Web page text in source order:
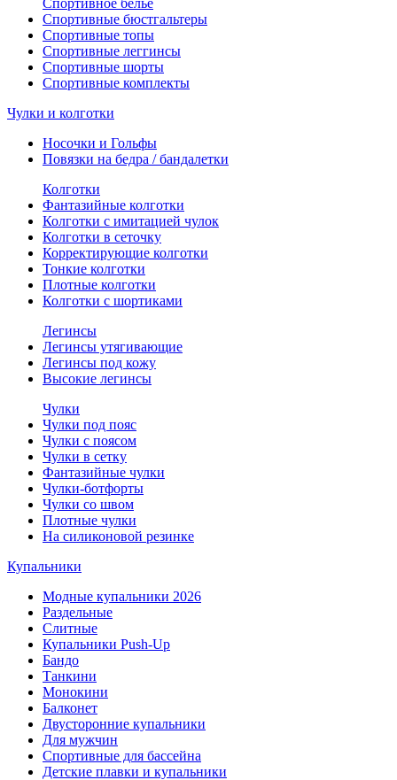
Спортивное белье
Спортивные бюстгальтеры
Спортивные топы
Спортивные леггинсы
Спортивные шорты
Спортивные комплекты
Чулки и колготки
Носочки и Гольфы
Повязки на бедра / бандалетки
Колготки
Фантазийные колготки
Колготки с имитацией чулок
Колготки в сеточку
Корректирующие колготки
Тонкие колготки
Плотные колготки
Колготки с шортиками
Легинсы
Легинсы утягивающие
Легинсы под кожу
Высокие легинсы
Чулки
Чулки под пояс
Чулки с поясом
Чулки в сетку
Фантазийные чулки
Чулки-ботфорты
Чулки со швом
Плотные чулки
На силиконовой резинке
Купальники
Модные купальники 2026
Раздельные
Слитные
Купальники Push-Up
Бандо
Танкини
Монокини
Балконет
Двусторонние купальники
Для мужчин
Спортивные для бассейна
Детские плавки и купальники